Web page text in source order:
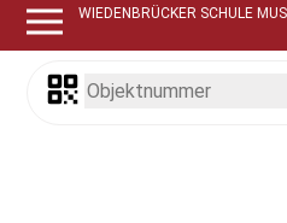
WIEDENBRÜCKER SCHULE